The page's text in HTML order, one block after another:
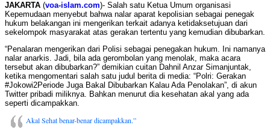
JAKARTA (voa-islam.com)- Salah satu Ketua Umum organisasi
Kepemudaan menyebut bahwa nalar aparat kepolisian sebagai penegak
hukum belakangan ini mengerikan terkait adanya ketidaksetujuan dari
sekelompok masyarakat atas gerakan tertentu yang kemudian dibubarkan.
“Penalaran mengerikan dari Polisi sebagai penegakan hukum. Ini namanya
nalar anarkis. Jadi, bila ada gerombolan yang menolak, maka acara
tersebut akan dibubarkan?” demikian cuitan Dahnil Anzar Simanjuntak,
ketika mengomentari salah satu judul berita di media: “Polri: Gerakan
#Jokowi2Periode Juga Bakal Dibubarkan Kalau Ada Penolakan”, di akun
Twitter pribadi miliknya. Bahkan menurut dia kesehatan akal yang ada
seperti dicampakkan.
Akal Sehat benar-benar dicampakkan.”